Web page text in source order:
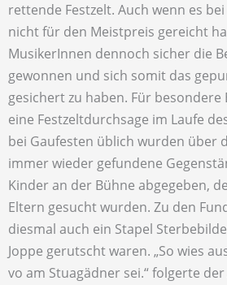
rettende Festzelt. Auch wenn es
nicht für den Meistpreis gereicht
MusikerInnen dennoch sicher die
gewonnen und sich somit das
gesichert zu haben. Für
eine Festzeltdurchsage im Laufe
bei Gaufesten üblich wurden über
immer wieder gefundene
Kinder an der Bühne abgegeben,
Eltern gesucht wurden. Zu den
diesmal auch ein Stapel
Joppe gerutscht waren. „So wies
vo am Stuagädner sei.“ folgerte